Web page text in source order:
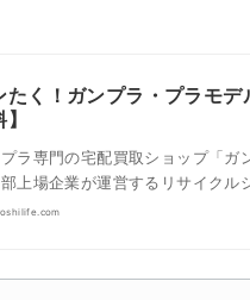
たく！ガンプラ・プラモ
ラ専門の宅配買取ショップ「
上場企業が運営するリサイク